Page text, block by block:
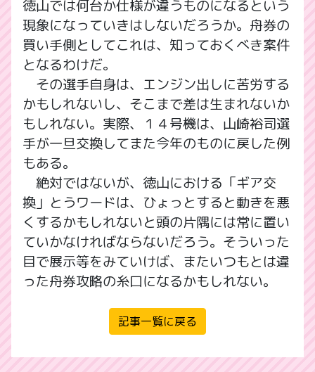
徳山では何台か仕様が違うものになるという
現象になっていきはしないだろうか。舟券の
買い手側としてこれは、知っておくべき案件
となるわけだ。
その選手自身は、エンジン出しに苦労する
かもしれないし、そこまで差は生まれないか
もしれない。実際、１４号機は、山崎裕司選
手が一旦交換してまた今年のものに戻した例
もある。
絶対ではないが、徳山における「ギア交
換」とうワードは、ひょっとすると動きを悪
くするかもしれないと頭の片隅には常に置い
ていかなければならないだろう。そういった
目で展示等をみていけば、またいつもとは違
った舟券攻略の糸口になるかもしれない。
記事一覧に戻る